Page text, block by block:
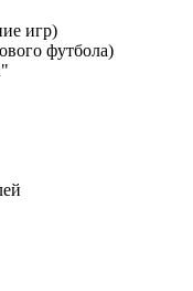
игр)
футбола)